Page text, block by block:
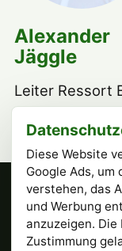
Alexander
Jäggle
Leiter Ressort
Diese Website
Google Ads, um
verstehen, das
und Werbung
anzuzeigen.
Zustimmung
Tennisclub
Römerstr. 6,
Instagram ·